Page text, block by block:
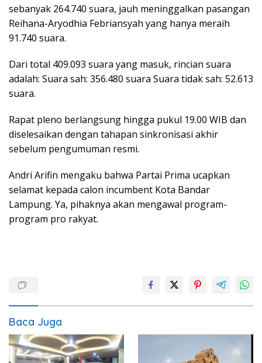
sebanyak 264.740 suara, jauh meninggalkan pasangan
Reihana-Aryodhia Febriansyah yang hanya meraih
91.740 suara.
Dari total 409.093 suara yang masuk, rincian suara
adalah: Suara sah: 356.480 suara Suara tidak sah: 52.613
suara.
Rapat pleno berlangsung hingga pukul 19.00 WIB dan
diselesaikan dengan tahapan sinkronisasi akhir
sebelum pengumuman resmi.
Andri Arifin mengaku bahwa Partai Prima ucapkan
selamat kepada calon incumbent Kota Bandar
Lampung. Ya, pihaknya akan mengawal program-
program pro rakyat.
Baca Juga